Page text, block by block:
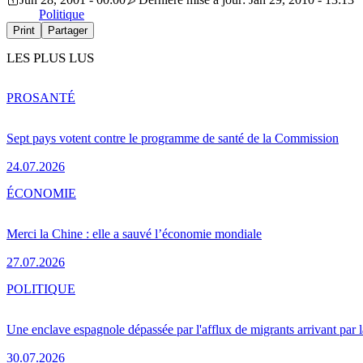
Politique
Print Partager
LES PLUS LUS
Sept pays votent contre le programme de santé de la Commission
24.07.2026
PROSANTÉ
Merci la Chine : elle a sauvé l’économie mondiale
27.07.2026
ÉCONOMIE
Une enclave espagnole dépassée par l'afflux de migrants arrivant par
30.07.2026
POLITIQUE